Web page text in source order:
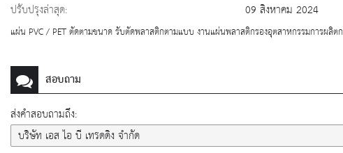
ปรับปรุงล่าสุด:
09 สิงหาคม 2024
แผ่น PVC / PET ตัดตามขนาด รับตัดพลาสติกตามแบบ งานแผ่นพลาสติกรองอุตสาหกรรมการผ
สอบถาม
ส่งคำสอบถามถึง: